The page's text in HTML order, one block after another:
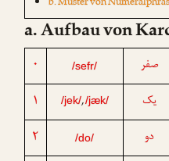
a. Aufbau von
۰ /sefr/
صفر
۱
/jek/,/jæk/
یک
۲
/do/
دو